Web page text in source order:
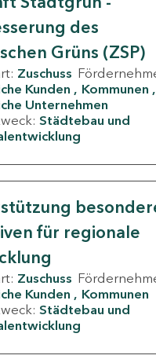
des
Grüns (ZSP)
Zuschuss
Kunden
Kommunen
Unternehmen
Städtebau und
für regionale
Zuschuss
Kunden
Kommunen
Städtebau und